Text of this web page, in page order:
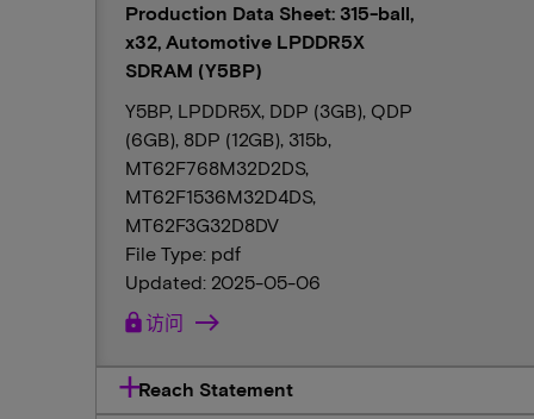
Production Data Sheet: 315-ball,
x32, Automotive LPDDR5X
SDRAM (Y5BP)
Y5BP, LPDDR5X, DDP (3GB), QDP
(6GB), 8DP (12GB), 315b,
MT62F768M32D2DS,
MT62F1536M32D4DS,
MT62F3G32D8DV
File Type: pdf
Updated: 2025-05-06
lock访问
Reach Statement